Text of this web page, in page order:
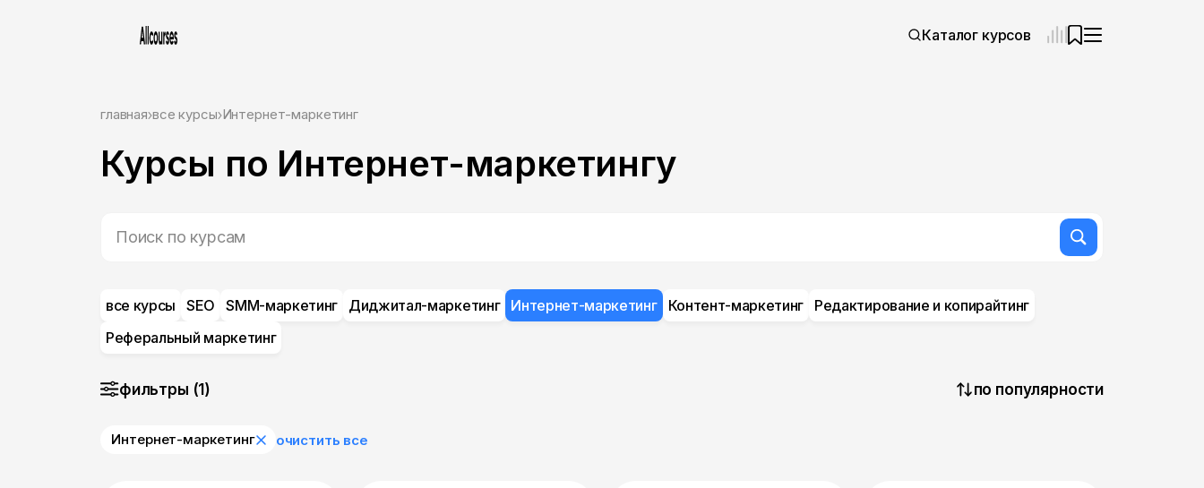
Каталог курсов
главная все курсы Интернет-маркетинг
Курсы по Интернет-маркетингу
все курсы SEO SMM-маркетинг Диджитал-маркетинг Интернет-маркетинг Контент-маркетинг
Редактирование и копирайтинг
Реферальный маркетинг
фильтры (1) по популярности
Интернет-маркетинг очистить все